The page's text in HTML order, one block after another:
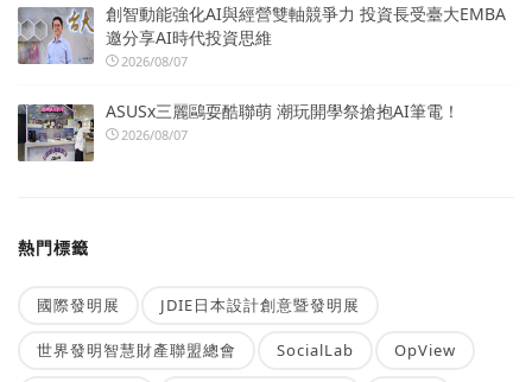
創智動能強化AI與經營雙軸競爭力 投資長受臺大EMBA
邀分享AI時代投資思維
2026/08/07
ASUSx三麗鷗耍酷聯萌 潮玩開學祭搶抱AI筆電！
2026/08/07
熱門標籤
國際發明展 JDIE日本設計創意暨發明展
世界發明智慧財產聯盟總會 SocialLab OpView